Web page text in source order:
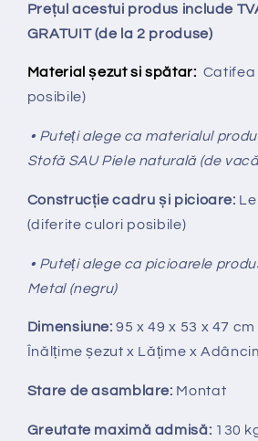
Prețul acestui produs include
GRATUIT (de la 2 produse)
Material șezut si spătar: Catifea
posibile)
• Puteți alege ca materialul
Stofă SAU Piele naturală (de
Construcție cadru și picioare:
(diferite culori posibile)
• Puteți alege ca picioarele
Metal (negru)
Dimensiune: 95 x 49 x 53 x 47
Înălțimeșezut x Lățime x
Stare de asamblare: Montat
Greutate maximă admisă: 130